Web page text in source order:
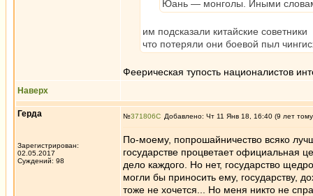
Юань — монголы. Иными
им подсказали китайские советники
что потеряли они боевой пыл
Феерическая тупость националистов
Наверх
Герда
Зарегистрирован:
02.05.2017
Суждений: 98
№371806 Добавлено: Чт 11 Янв 18, 16:40 (9 лет
По-моему, попрошайничество всяко
государстве процветает официальная
дело каждого. Но нет, государство
могли бы приносить ему, государству,
тоже не хочется... Но меня никто не